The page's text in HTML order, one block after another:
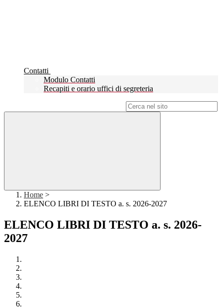
Contatti
Modulo Contatti
Recapiti e orario uffici di segreteria
Home >
ELENCO LIBRI DI TESTO a. s. 2026-2027
ELENCO LIBRI DI TESTO a. s. 2026-
2027